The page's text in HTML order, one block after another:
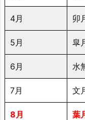
4月 卯
5月 皐
6月 水
7月 文
8月 葉